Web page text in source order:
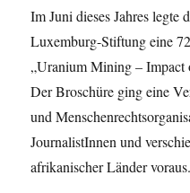
Im Juni dieses Jahres legte
Luxemburg-Stiftung eine
„Uranium Mining – Impact
Der Broschüre ging eine
und
JournalistInnen und
afrikanischer Länder voraus.